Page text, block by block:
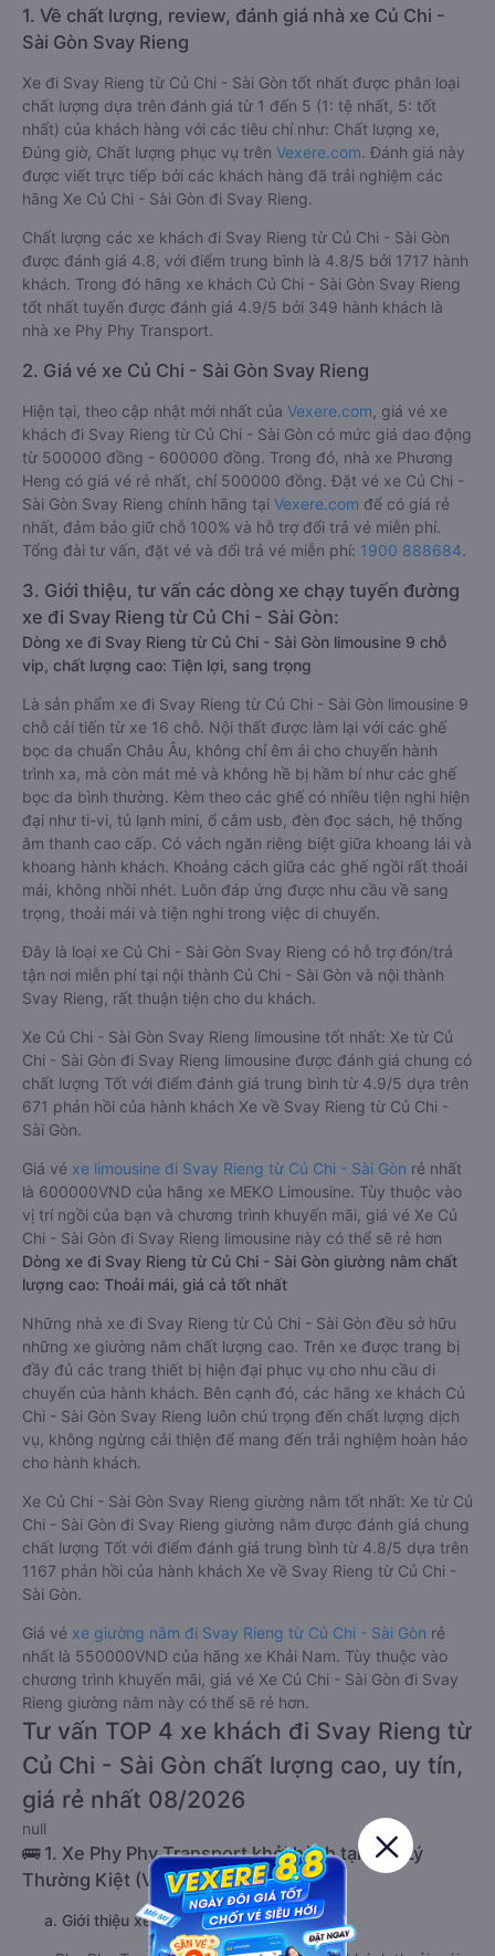
1. Về chất lượng, review, đánh giá nhà xe Củ Chi -
Sài Gòn Svay Rieng
Xe đi Svay Rieng từ Củ Chi - Sài Gòn tốt nhất được phân loại
chất lượng dựa trên đánh giá từ 1 đến 5 (1: tệ nhất, 5: tốt
nhất) của khách hàng với các tiêu chí như: Chất lượng xe,
Đúng giờ, Chất lượng phục vụ trên Vexere.com. Đánh giá này
được viết trực tiếp bởi các khách hàng đã trải nghiệm các
hãng Xe Củ Chi - Sài Gòn đi Svay Rieng.
Chất lượng các xe khách đi Svay Rieng từ Củ Chi - Sài Gòn
được đánh giá 4.8, với điểm trung bình là 4.8/5 bởi 1717 hành
khách. Trong đó hãng xe khách Củ Chi - Sài Gòn Svay Rieng
tốt nhất tuyến được đánh giá 4.9/5 bởi 349 hành khách là
nhà xe Phy Phy Transport.
2. Giá vé xe Củ Chi - Sài Gòn Svay Rieng
Hiện tại, theo cập nhật mới nhất của Vexere.com , giá vé xe
khách đi Svay Rieng từ Củ Chi - Sài Gòn có mức giá dao động
từ 500000 đồng - 600000 đồng. Trong đó, nhà xe Phương
Heng có giá vé rẻ nhất, chỉ 500000 đồng. Đặt vé xe Củ Chi -
Sài Gòn Svay Rieng chính hãng tại Vexere.com để có giá rẻ
nhất, đảm bảo giữ chỗ 100% và hỗ trợ đổi trả vé miễn phí.
Tổng đài tư vấn, đặt vé và đổi trả vé miễn phí: 1900 888684.
3. Giới thiệu, tư vấn các dòng xe chạy tuyến đường
xe đi Svay Rieng từ Củ Chi - Sài Gòn:
Dòng xe đi Svay Rieng từ Củ Chi - Sài Gòn limousine 9 chỗ
vip, chất lượng cao: Tiện lợi, sang trọng
Là sản phẩm xe đi Svay Rieng từ Củ Chi - Sài Gòn limousine 9
chỗ cải tiến từ xe 16 chỗ. Nội thất được làm lại với các ghế
bọc da chuẩn Châu Âu, không chỉ êm ái cho chuyến hành
trình xa, mà còn mát mẻ và không hề bị hầm bí như các ghế
bọc da bình thường. Kèm theo các ghế có nhiều tiện nghi hiện
đại như ti-vi, tủ lạnh mini, ổ cắm usb, đèn đọc sách, hệ thống
âm thanh cao cấp. Có vách ngăn riêng biệt giữa khoang lái và
khoang hành khách. Khoảng cách giữa các ghế ngồi rất thoải
mái, không nhồi nhét. Luôn đáp ứng được nhu cầu về sang
trọng, thoải mái và tiện nghi trong việc di chuyển.
Đây là loại xe Củ Chi - Sài Gòn Svay Rieng có hỗ trợ đón/trả
tận nơi miễn phí tại nội thành Củ Chi - Sài Gòn và nội thành
Svay Rieng, rất thuận tiện cho du khách.
Xe Củ Chi - Sài Gòn Svay Rieng limousine tốt nhất: Xe từ Củ
Chi - Sài Gòn đi Svay Rieng limousine được đánh giá chung có
chất lượng Tốt với điểm đánh giá trung bình từ 4.9/5 dựa trên
671 phản hồi của hành khách Xe về Svay Rieng từ Củ Chi -
Sài Gòn.
Giá vé xe limousine đi Svay Rieng từ Củ Chi - Sài Gòn rẻ nhất
là 600000VND của hãng xe MEKO Limousine. Tùy thuộc vào
vị trí ngồi của bạn và chương trình khuyến mãi, giá vé Xe Củ
Chi - Sài Gòn đi Svay Rieng limousine này có thể sẽ rẻ hơn
Dòng xe đi Svay Rieng từ Củ Chi - Sài Gòn giường nằm chất
lượng cao: Thoải mái, giá cả tốt nhất
Những nhà xe đi Svay Rieng từ Củ Chi - Sài Gòn đều sở hữu
những xe giường nằm chất lượng cao. Trên xe được trang bị
đầy đủ các trang thiết bị hiện đại phục vụ cho nhu cầu di
chuyển của hành khách. Bên cạnh đó, các hãng xe khách Củ
Chi - Sài Gòn Svay Rieng luôn chú trọng đến chất lượng dịch
vụ, không ngừng cải thiện để mang đến trải nghiệm hoàn hảo
cho hành khách.
Xe Củ Chi - Sài Gòn Svay Rieng giường nằm tốt nhất: Xe từ Củ
Chi - Sài Gòn đi Svay Rieng giường nằm được đánh giá chung
chất lượng Tốt với điểm đánh giá trung bình từ 4.8/5 dựa trên
1167 phản hồi của hành khách Xe về Svay Rieng từ Củ Chi -
Sài Gòn.
Giá vé xe giường nằm đi Svay Rieng từ Củ Chi - Sài Gòn rẻ
nhất là 550000VND của hãng xe Khải Nam. Tùy thuộc vào
chương trình khuyến mãi, giá vé Xe Củ Chi - Sài Gòn đi Svay
Rieng giường nằm này có thể sẽ rẻ hơn.
Tư vấn TOP 4 xe khách đi Svay Rieng từ
Củ Chi - Sài Gòn chất lượng cao, uy tín,
giá rẻ nhất 08/2026
null
🚌 1. Xe Phy Phy Transport khởi hành tại 238 Lý
Thường Kiệt (Văn phòng Sài Gòn)
a. Giới thiệu xe Phy Phy Transport